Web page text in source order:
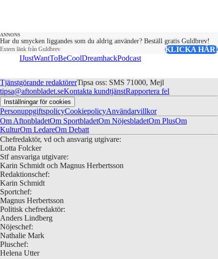
ANNONS
Har du smycken liggandes som du aldrig använder? Beställ gratis Guldbrev!
Extern länk från Guldbrev
KLICKA HÄR!
IJustWantToBeCoolDreamhackPodcast
Tjänstgörande redaktörerTipsa oss: SMS 71000, Mejl
tipsa@aftonbladet.seKontakta kundtjänstRapportera fel
Inställningar för cookies
PersonuppgiftspolicyCookiepolicyAnvändarvillkor
Om AftonbladetOm SportbladetOm NöjesbladetOm PlusOm
KulturOm LedareOm Debatt
Chefredaktör, vd och ansvarig utgivare:
Lotta Folcker
Stf ansvariga utgivare:
Karin Schmidt och Magnus Herbertsson
Redaktionschef:
Karin Schmidt
Sportchef:
Magnus Herbertsson
Politisk chefredaktör:
Anders Lindberg
Nöjeschef:
Nathalie Mark
Pluschef:
Helena Utter